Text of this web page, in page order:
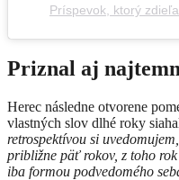
Príspevok, ktorý
Priznal aj
Herec následne otvorene
vlastných slov dlhé roky
retrospektívou si
približne päť rokov, z toho
iba formou podvedomého